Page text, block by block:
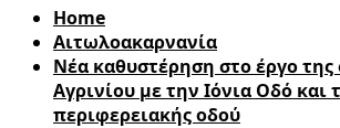
Home
Αιτωλοακαρνανία
Νέα καθυστέρηση στο έργο της
Αγρινίου με την Ιόνια Οδό και
περιφερειακής οδού